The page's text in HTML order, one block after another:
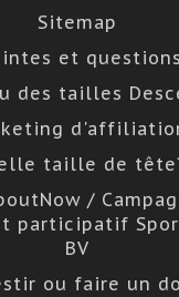
Sitemap
et questions
des tailles
taille de
/
participatif
BV
ou faire un